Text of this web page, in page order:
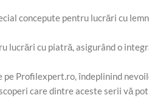
concepute pentru lucrări cu
lucrări cu piatră, asigurând o
Profilexpert.ro, îndeplinind
care dintre aceste serii vă